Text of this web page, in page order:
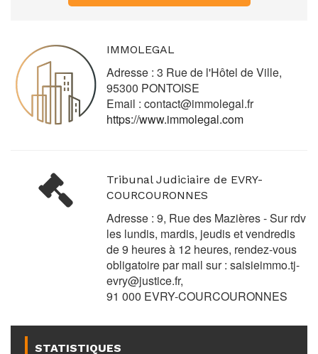
IMMOLEGAL
Adresse : 3 Rue de l'Hôtel de Ville,
95300 PONTOISE
Email :contact@immolegal.fr
https://www.immolegal.com
Tribunal Judiciaire de EVRY-
COURCOURONNES
Adresse : 9, Rue des Mazières - Sur rdv
les lundis, mardis, jeudis et vendredis
de 9 heures à 12 heures, rendez-vous
obligatoire par mail sur :saisieimmo.tj-
evry@justice.fr,
91 000 EVRY-COURCOURONNES
STATISTIQUES